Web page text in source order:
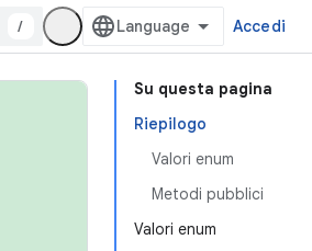
/ Accedi
Su questa pagina
Riepilogo
Valori enum
Metodi pubblici
Valori enum